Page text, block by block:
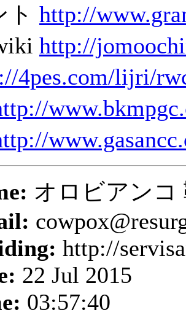
ト http://
http://
4pes.com/lijri/
オロビアンコ
http://
22 Jul 2015
03:57:40